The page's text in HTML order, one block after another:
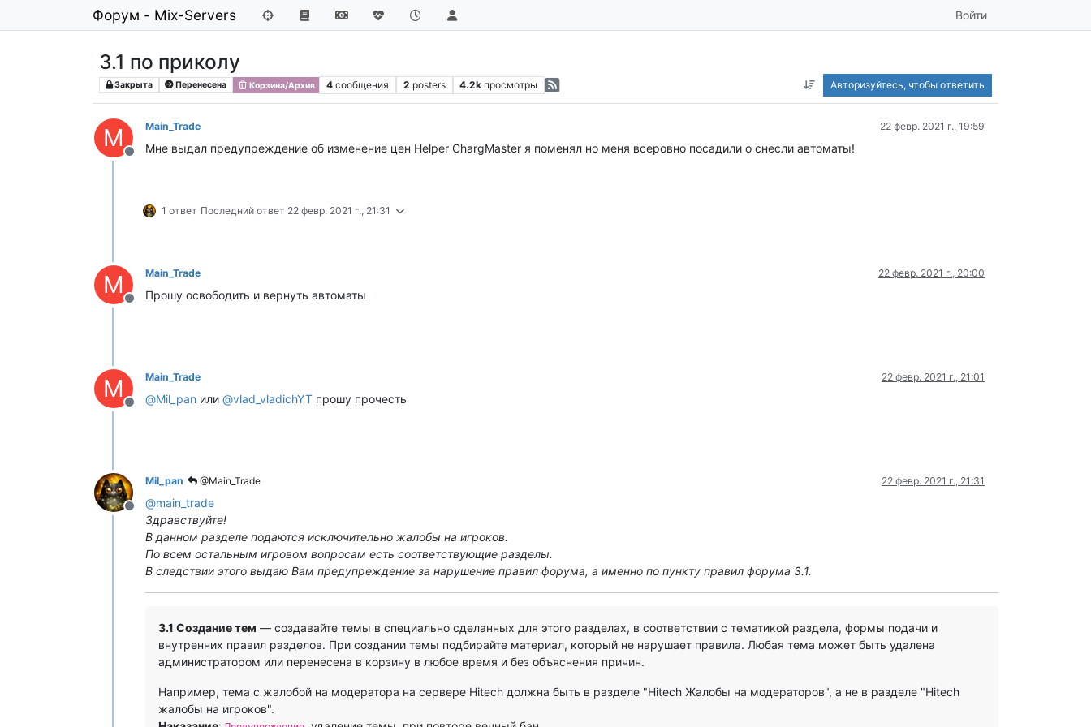
Форум - Mix-Servers Войти
3.1 по приколу
Закрыта Перенесена Корзина/Архив 4 сообщения 2 posters 4.2k просмотры Авторизуйтесь, чтобы ответить
M
Не в сети
Main_Trade 22 февр. 2021 г., 19:59
Мне выдал предупреждение об изменение цен Helper ChargMaster я поменял но меня всеровно посадили о снесли автоматы!
1 ответ Последний ответ 22 февр. 2021 г., 21:31
M
Не в сети
Main_Trade 22 февр. 2021 г., 20:00
Прошу освободить и вернуть автоматы
M
Не в сети
Main_Trade 22 февр. 2021 г., 21:01
@Mil_pan или @vlad_vladichYT прошу прочесть
Не в сети
Mil_pan @Main_Trade 22 февр. 2021 г., 21:31
@main_trade
Здравствуйте!
В данном разделе подаются исключительно жалобы на игроков.
По всем остальным игровом вопросам есть соответствующие разделы.
В следствии этого выдаю Вам предупреждение за нарушение правил форума, а именно по пункту правил форума 3.1.
3.1 Создание тем — создавайте темы в специально сделанных для этого разделах, в соответствии с тематикой раздела, формы подачи и
внутренних правил разделов. При создании темы подбирайте материал, который не нарушает правила. Любая тема может быть удалена
администратором или перенесена в корзину в любое время и без объяснения причин.
Например, тема с жалобой на модератора на сервере Hitech должна быть в разделе "Hitech Жалобы на модераторов", а не в разделе "Hitech
жалобы на игроков".